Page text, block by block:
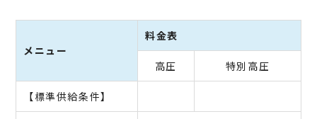
メニュー
料金表
高圧 特別高圧
【標準供給条件】